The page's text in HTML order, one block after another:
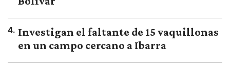
4. Investigan el faltante de 15 vaquillonas
en un campo cercano a Ibarra